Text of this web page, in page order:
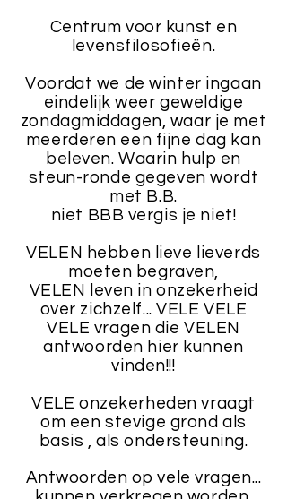
Centrum voor kunst en
levensfilosofieën.
Voordat we de winter ingaan
eindelijk weer geweldige
zondagmiddagen, waar je met
meerderen een fijne dag kan
beleven. Waarin hulp en
steun-ronde gegeven wordt
met B.B.
niet BBB vergis je niet!
VELEN hebben lieve lieverds
moeten begraven,
VELEN leven in onzekerheid
over zichzelf... VELE VELE
VELE vragen die VELEN
antwoorden hier kunnen
vinden!!!
VELE onzekerheden vraagt
om een stevige grond als
basis , als ondersteuning.
Antwoorden op vele vragen...